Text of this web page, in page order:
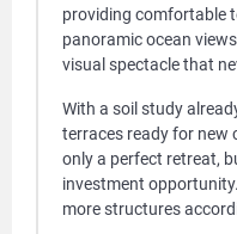
providing comfortable
panoramic ocean
visual spectacle that
With a soil study
terraces ready for new
only a perfect retreat,
investment
more structures